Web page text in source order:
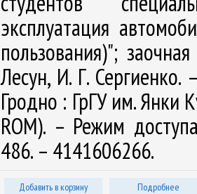
эксплуатация
пользования)";
Лесун, И. Г. Сергиенко.
Гродно : ГрГУ им. Янки
ROM). – Режим
486. – 4141606266.
Добавить в корзину Подробнее